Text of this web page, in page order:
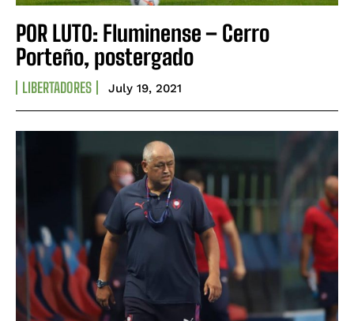
POR LUTO: Fluminense – Cerro
Porteño, postergado
LIBERTADORES July 19, 2021